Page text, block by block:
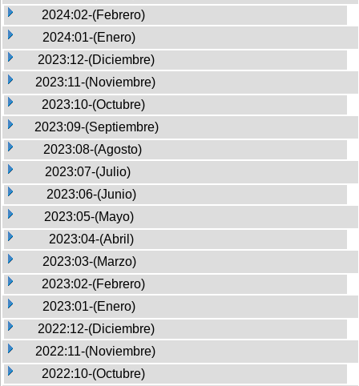
2024:02-(Febrero)
2024:01-(Enero)
2023:12-(Diciembre)
2023:11-(Noviembre)
2023:10-(Octubre)
2023:09-(Septiembre)
2023:08-(Agosto)
2023:07-(Julio)
2023:06-(Junio)
2023:05-(Mayo)
2023:04-(Abril)
2023:03-(Marzo)
2023:02-(Febrero)
2023:01-(Enero)
2022:12-(Diciembre)
2022:11-(Noviembre)
2022:10-(Octubre)